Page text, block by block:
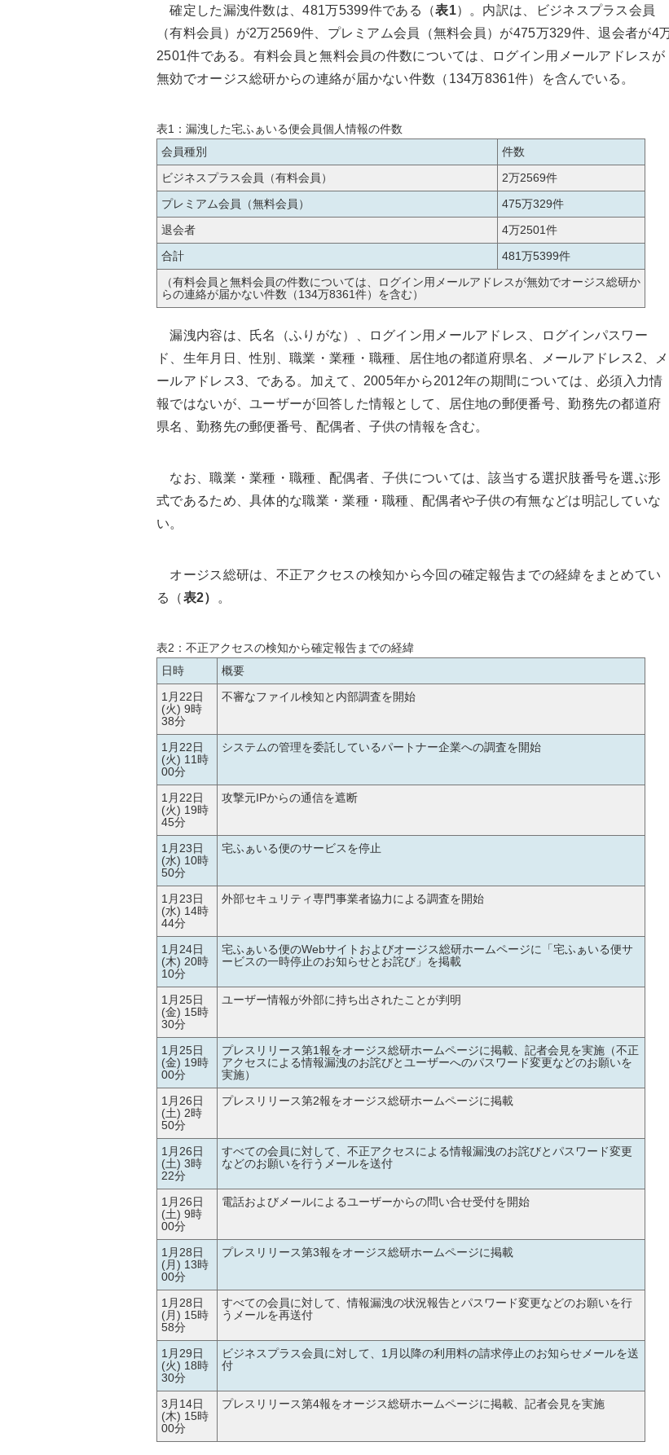
確定した漏洩件数は、481万5399件である（表1）。内訳は、ビジネスプラス会員
（有料会員）が2万2569件、プレミアム会員（無料会員）が475万329件、退会者が4
2501件である。有料会員と無料会員の件数については、ログイン用メールアドレスが
無効でオージス総研からの連絡が届かない件数（134万8361件）を含んでいる。
表1：漏洩した宅ふぁいる便会員個人情報の件数
会員種別
件数
ビジネスプラス会員（有料会員）
2万2569件
プレミアム会員（無料会員）
475万329件
退会者
4万2501件
合計
481万5399件
（有料会員と無料会員の件数については、ログイン用メールアドレスが無効でオージス総研か
らの連絡が届かない件数（134万8361件）を含む）
漏洩内容は、氏名（ふりがな）、ログイン用メールアドレス、ログインパスワー
ド、生年月日、性別、職業・業種・職種、居住地の都道府県名、メールアドレス2、メ
ールアドレス3、である。加えて、2005年から2012年の期間については、必須入力情
報ではないが、ユーザーが回答した情報として、居住地の郵便番号、勤務先の都道府
県名、勤務先の郵便番号、配偶者、子供の情報を含む。
なお、職業・業種・職種、配偶者、子供については、該当する選択肢番号を選ぶ形
式であるため、具体的な職業・業種・職種、配偶者や子供の有無などは明記していな
い。
オージス総研は、不正アクセスの検知から今回の確定報告までの経緯をまとめてい
る（表2） 。
表2：不正アクセスの検知から確定報告までの経緯
日時
概要
1月22日
(火) 9時
38分
不審なファイル検知と内部調査を開始
1月22日
(火) 11時
00分
システムの管理を委託しているパートナー企業への調査を開始
1月22日
(火) 19時
45分
攻撃元IPからの通信を遮断
1月23日
(水) 10時
50分
宅ふぁいる便のサービスを停止
1月23日
(水) 14時
44分
外部セキュリティ専門事業者協力による調査を開始
1月24日
(木) 20時
10分
宅ふぁいる便のWebサイトおよびオージス総研ホームページに「宅ふぁいる便サ
ービスの一時停止のお知らせとお詫び」を掲載
1月25日
(金) 15時
30分
ユーザー情報が外部に持ち出されたことが判明
1月25日
(金) 19時
00分
プレスリリース第1報をオージス総研ホームページに掲載、記者会見を実施（不正
アクセスによる情報漏洩のお詫びとユーザーへのパスワード変更などのお願いを
実施）
1月26日
(土) 2時
50分
プレスリリース第2報をオージス総研ホームページに掲載
1月26日
(土) 3時
22分
すべての会員に対して、不正アクセスによる情報漏洩のお詫びとパスワード変更
などのお願いを行うメールを送付
1月26日
(土) 9時
00分
電話およびメールによるユーザーからの問い合せ受付を開始
1月28日
(月) 13時
00分
プレスリリース第3報をオージス総研ホームページに掲載
1月28日
(月) 15時
58分
すべての会員に対して、情報漏洩の状況報告とパスワード変更などのお願いを行
うメールを再送付
1月29日
(火) 18時
30分
ビジネスプラス会員に対して、1月以降の利用料の請求停止のお知らせメールを送
付
3月14日
(木) 15時
00分
プレスリリース第4報をオージス総研ホームページに掲載、記者会見を実施